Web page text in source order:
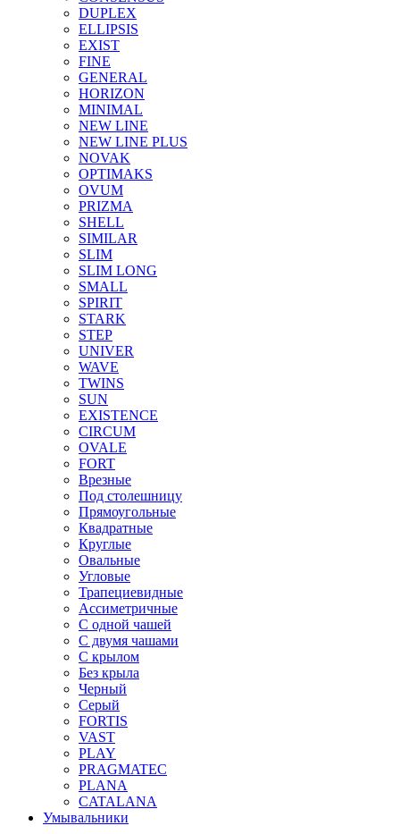
DUPLEX
ELLIPSIS
EXIST
FINE
GENERAL
HORIZON
MINIMAL
NEW LINE
NEW LINE PLUS
NOVAK
OPTIMAKS
OVUM
PRIZMA
SHELL
SIMILAR
SLIM
SLIM LONG
SMALL
SPIRIT
STARK
STEP
UNIVER
WAVE
TWINS
SUN
EXISTENCE
CIRCUM
OVALE
FORT
Врезные
Под столешницу
Прямоугольные
Квадратные
Круглые
Овальные
Угловые
Трапециевидные
Ассиметричные
С одной чашей
С двумя чашами
С крылом
Без крыла
Черный
Серый
FORTIS
VAST
PLAY
PRAGMATEC
PLANA
CATALANA
Умывальники